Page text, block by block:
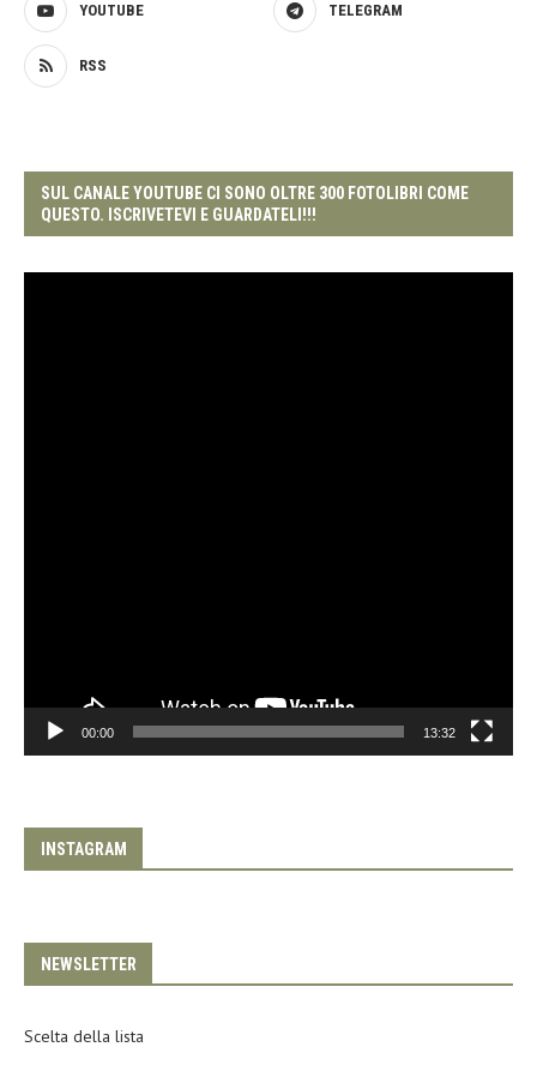
YOUTUBE TELEGRAM
RSS
SUL CANALE YOUTUBE CI SONO OLTRE 300 FOTOLIBRI COME
QUESTO. ISCRIVETEVI E GUARDATELI!!!
00:00 13:32
INSTAGRAM
NEWSLETTER
Scelta della lista